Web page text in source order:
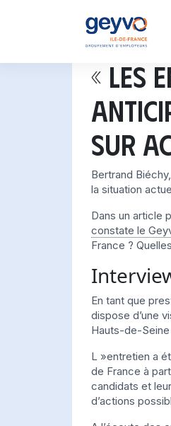
« Les
sur
Bertrand
la situation
Dans un article
constate le
France ?
En tant que
dispose d’une
Hauts-de-Seine
L »entretien a
de France à
candidats et
d’actions